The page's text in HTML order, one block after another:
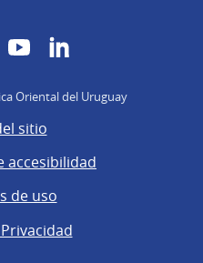
TwitterYouTube
Oriental del Uruguay
sitio
accesibilidad
de uso